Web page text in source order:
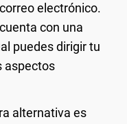
electrónico.
con una
puedes dirigir tu
aspectos
alternativa es